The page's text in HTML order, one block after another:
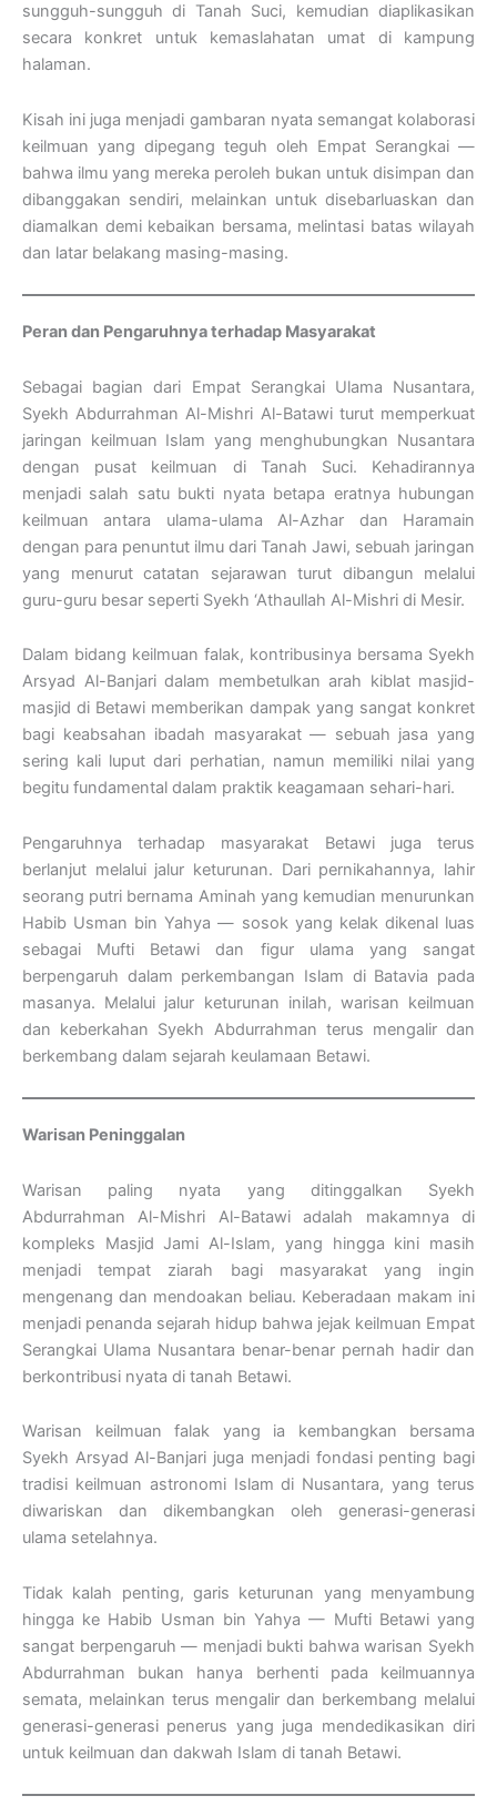
sungguh-sungguh di Tanah Suci, kemudian diaplikasikan
secara konkret untuk kemaslahatan umat di kampung
halaman.
Kisah ini juga menjadi gambaran nyata semangat kolaborasi
keilmuan yang dipegang teguh oleh Empat Serangkai —
bahwa ilmu yang mereka peroleh bukan untuk disimpan dan
dibanggakan sendiri, melainkan untuk disebarluaskan dan
diamalkan demi kebaikan bersama, melintasi batas wilayah
dan latar belakang masing-masing.
Peran dan Pengaruhnya terhadap Masyarakat
Sebagai bagian dari Empat Serangkai Ulama Nusantara,
Syekh Abdurrahman Al-Mishri Al-Batawi turut memperkuat
jaringan keilmuan Islam yang menghubungkan Nusantara
dengan pusat keilmuan di Tanah Suci. Kehadirannya
menjadi salah satu bukti nyata betapa eratnya hubungan
keilmuan antara ulama-ulama Al-Azhar dan Haramain
dengan para penuntut ilmu dari Tanah Jawi, sebuah jaringan
yang menurut catatan sejarawan turut dibangun melalui
guru-guru besar seperti Syekh ‘Athaullah Al-Mishri di Mesir.
Dalam bidang keilmuan falak, kontribusinya bersama Syekh
Arsyad Al-Banjari dalam membetulkan arah kiblat masjid-
masjid di Betawi memberikan dampak yang sangat konkret
bagi keabsahan ibadah masyarakat — sebuah jasa yang
sering kali luput dari perhatian, namun memiliki nilai yang
begitu fundamental dalam praktik keagamaan sehari-hari.
Pengaruhnya terhadap masyarakat Betawi juga terus
berlanjut melalui jalur keturunan. Dari pernikahannya, lahir
seorang putri bernama Aminah yang kemudian menurunkan
Habib Usman bin Yahya — sosok yang kelak dikenal luas
sebagai Mufti Betawi dan figur ulama yang sangat
berpengaruh dalam perkembangan Islam di Batavia pada
masanya. Melalui jalur keturunan inilah, warisan keilmuan
dan keberkahan Syekh Abdurrahman terus mengalir dan
berkembang dalam sejarah keulamaan Betawi.
Warisan Peninggalan
Warisan paling nyata yang ditinggalkan Syekh
Abdurrahman Al-Mishri Al-Batawi adalah makamnya di
kompleks Masjid Jami Al-Islam, yang hingga kini masih
menjadi tempat ziarah bagi masyarakat yang ingin
mengenang dan mendoakan beliau. Keberadaan makam ini
menjadi penanda sejarah hidup bahwa jejak keilmuan Empat
Serangkai Ulama Nusantara benar-benar pernah hadir dan
berkontribusi nyata di tanah Betawi.
Warisan keilmuan falak yang ia kembangkan bersama
Syekh Arsyad Al-Banjari juga menjadi fondasi penting bagi
tradisi keilmuan astronomi Islam di Nusantara, yang terus
diwariskan dan dikembangkan oleh generasi-generasi
ulama setelahnya.
Tidak kalah penting, garis keturunan yang menyambung
hingga ke Habib Usman bin Yahya — Mufti Betawi yang
sangat berpengaruh — menjadi bukti bahwa warisan Syekh
Abdurrahman bukan hanya berhenti pada keilmuannya
semata, melainkan terus mengalir dan berkembang melalui
generasi-generasi penerus yang juga mendedikasikan diri
untuk keilmuan dan dakwah Islam di tanah Betawi.